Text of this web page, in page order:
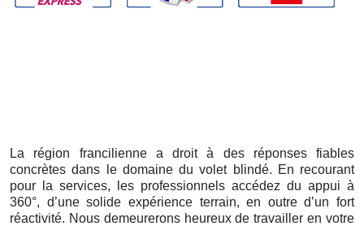
La région francilienne a droit à des réponses fiables
concrètes dans le domaine du volet blindé. En recourant
pour la services, les professionnels accédez du appui à
360°, d’une solide expérience terrain, en outre d’un fort
réactivité. Nous demeurerons heureux de travailler en votre